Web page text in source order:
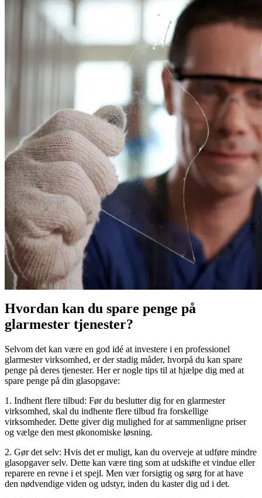
Hvordan kan du spare penge på
glarmester tjenester?
Selvom det kan være en god idé at investere i en professionel
glarmester virksomhed, er der stadig måder, hvorpå du kan spare
penge på deres tjenester. Her er nogle tips til at hjælpe dig med at
spare penge på din glasopgave:
1. Indhent flere tilbud: Før du beslutter dig for en glarmester
virksomhed, skal du indhente flere tilbud fra forskellige
virksomheder. Dette giver dig mulighed for at sammenligne priser
og vælge den mest økonomiske løsning.
2. Gør det selv: Hvis det er muligt, kan du overveje at udføre mindre
glasopgaver selv. Dette kan være ting som at udskifte et vindue eller
reparere en revne i et spejl. Men vær forsigtig og sørg for at have
den nødvendige viden og udstyr, inden du kaster dig ud i det.